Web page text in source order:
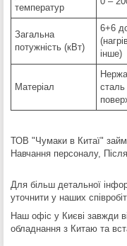
температур
Загальна
потужність (кВт)
6+6
інше)
Матеріал
сталь
ТОВ "Чумаки в Китаї"
Навчання персоналу,
Для більш детальної
уточнити у наших
Наш офіс у Києві завжди
обладнання з Китаю та